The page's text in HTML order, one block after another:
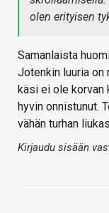
olen erityisen
Samanlaista
Jotenkin luuria on
käsi ei ole korvan
hyvin onnistunut.
vähän turhan
Kirjaudu sisään